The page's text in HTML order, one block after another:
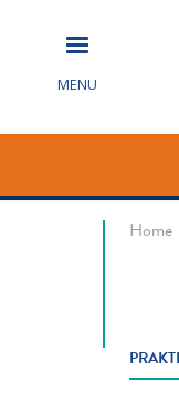
MENU
Home